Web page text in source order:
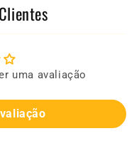
uma avaliação